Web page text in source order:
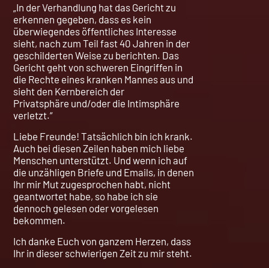
„In der Verhandlung hat das Gericht zu
erkennen gegeben, dass es kein
überwiegendes öffentliches Interesse
sieht, nach zum Teil fast 40 Jahren in der
geschilderten Weise zu berichten. Das
Gericht geht von schweren Eingriffen in
die Rechte eines kranken Mannes aus und
sieht den Kernbereich der
Privatsphäre und/oder die Intimsphäre
verletzt.“
Liebe Freunde! Tatsächlich bin ich krank.
Auch bei diesen Zeilen haben mich liebe
Menschen unterstützt. Und wenn ich auf
die unzähligen Briefe und Emails, in denen
Ihr mir Mut zugesprochen habt, nicht
geantwortet habe, so habe ich sie
dennoch gelesen oder vorgelesen
bekommen.
Ich danke Euch von ganzem Herzen, dass
Ihr in dieser schwierigen Zeit zu mir steht.